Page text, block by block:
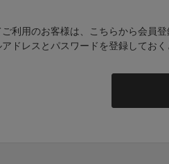
利用のお客様は、こちらから会員登
アドレスとパスワードを登録してお